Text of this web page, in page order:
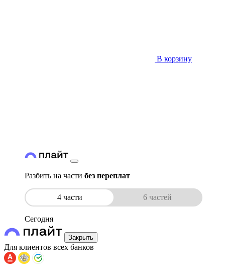
В корзину
Разбить на части без переплат
4 части 6 частей
Сегодня
Закрыть
Для клиентов всех банков